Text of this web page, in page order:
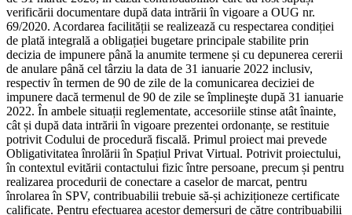
verificării documentare după data intrării în vigoare a OUG nr.
69/2020. Acordarea facilității se realizează cu respectarea condiției
de plată integrală a obligației bugetare principale stabilite prin
decizia de impunere până la anumite termene și cu depunerea cererii
de anulare până cel târziu la data de 31 ianuarie 2022 inclusiv,
respectiv în termen de 90 de zile de la comunicarea deciziei de
impunere dacă termenul de 90 de zile se împlineşte după 31 ianuarie
2022. În ambele situații reglementate, accesoriile stinse atât înainte,
cât și după data intrării în vigoare prezentei ordonanțe, se restituie
potrivit Codului de procedură fiscală. Primul proiect mai prevede
Obligativitatea înrolării în Spațiul Privat Virtual. Potrivit proiectului,
în contextul evitării contactului fizic între persoane, precum și pentru
realizarea procedurii de conectare a caselor de marcat, pentru
înrolarea în SPV, contribuabilii trebuie să-și achiziționeze certificate
calificate. Pentru efectuarea acestor demersuri de către contribuabilii